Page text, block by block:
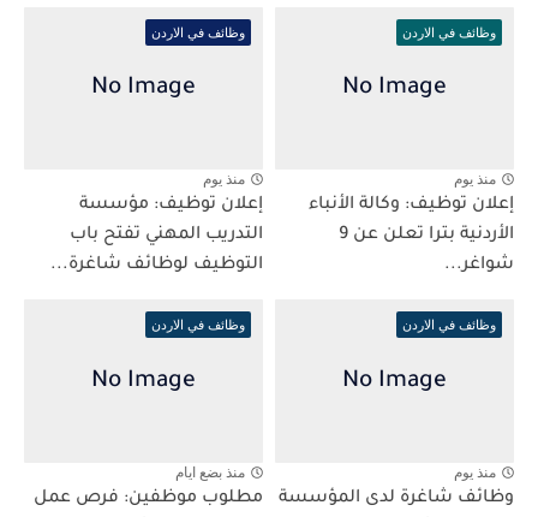
وظائف في الاردن
منذ يوم
إعلان توظيف: وكالة الأنباء
الأردنية بترا تعلن عن 9
شواغر...
وظائف في الاردن
منذ يوم
إعلان توظيف: مؤسسة
التدريب المهني تفتح باب
التوظيف لوظائف شاغرة...
وظائف في الاردن
منذ يوم
وظائف شاغرة لدى المؤسسة
وظائف في الاردن
منذ بضع ايام
مطلوب موظفين: فرص عمل